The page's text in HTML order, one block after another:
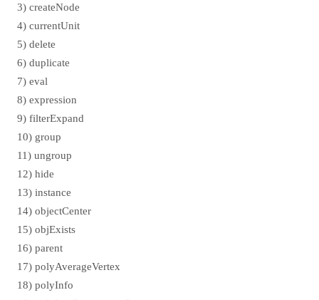
3) createNode
4) currentUnit
5) delete
6) duplicate
7) eval
8) expression
9) filterExpand
10) group
11) ungroup
12) hide
13) instance
14) objectCenter
15) objExists
16) parent
17) polyAverageVertex
18) polyInfo